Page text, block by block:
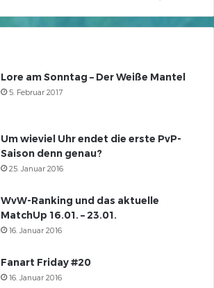
Lore am Sonntag – Der Weiße Mantel
5. Februar 2017
Um wieviel Uhr endet die erste PvP-
Saison denn genau?
25. Januar 2016
WvW-Ranking und das aktuelle
MatchUp 16.01. – 23.01.
16. Januar 2016
Fanart Friday #20
16. Januar 2016